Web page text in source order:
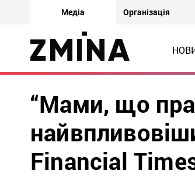
Медіа Організація
“Мами, що
Financial